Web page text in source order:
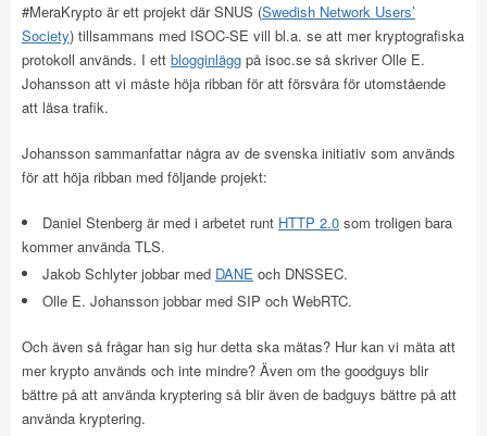
#MeraKrypto är ett projekt där SNUS (Swedish Network Users’
Society) tillsammans med ISOC-SE vill bl.a. se att mer kryptografiska
protokoll används. I ett blogginlägg på isoc.se så skriver Olle E.
Johansson att vi måste höja ribban för att försvåra för utomstående
att läsa trafik.
Johansson sammanfattar några av de svenska initiativ som används
för att höja ribban med följande projekt:
Daniel Stenberg är med i arbetet runt HTTP 2.0 som troligen bara
kommer använda TLS.
Jakob Schlyter jobbar med DANE och DNSSEC.
Olle E. Johansson jobbar med SIP och WebRTC.
Och även så frågar han sig hur detta ska mätas? Hur kan vi mäta att
mer krypto används och inte mindre? Även om the goodguys blir
bättre på att använda kryptering så blir även de badguys bättre på att
använda kryptering.